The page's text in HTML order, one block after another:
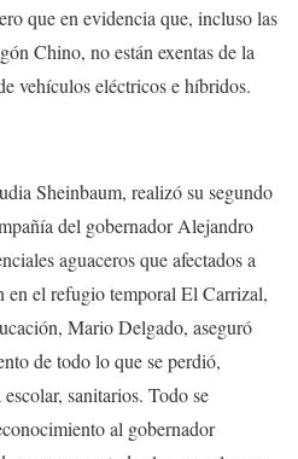
que en evidencia que, incluso las
Chino, no están exentas de la
vehículos eléctricos e híbridos.
Sheinbaum, realizó su segundo
del gobernador Alejandro
aguaceros que afectados a
en el refugio temporal El Carrizal,
Mario Delgado, aseguró
de todo lo que se perdió,
sanitarios. Todo se
al gobernador